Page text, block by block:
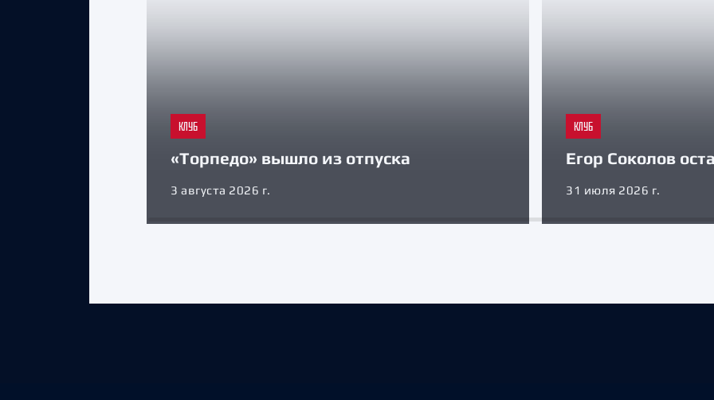
КЛУБ
«Торпедо» вышло из отпуска
3 августа 2026 г.
КЛУБ
Егор Соколов
31 июля 2026 г.